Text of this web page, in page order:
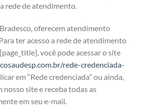
rede de atendimento.
oferecem atendimento
ter acesso a rede de atendimento
você pode acessar o site
rede-credenciada-
em “Rede credenciada” ou ainda,
nosso site e receba todas as
em seu e-mail.